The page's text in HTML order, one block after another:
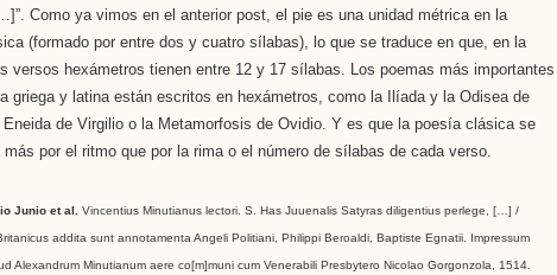
Como ya vimos en el anterior post, el pie es una unidad métrica en la
(formado por entre dos y cuatro sílabas), lo que se traduce en que, en la
versos hexámetros tienen entre 12 y 17 sílabas. Los poemas más importantes
griega y latina están escritos en hexámetros, como la Ilíada y la Odisea de
Eneida de Virgilio o la Metamorfosis de Ovidio. Y es que la poesía clásica se
más por el ritmo que por la rima o el número de sílabas de cada verso.
Junio et al. Vincentius Minutianus lectori. S. Has Juuenalis Satyras diligentius perlege, […] /
addita sunt annotamenta Angeli Politiani, Philippi Beroaldi, Baptiste Egnatii. Impressum
Alexandrum Minutianum aere co[m]muni cum Venerabili Presbytero Nicolao Gorgonzola, 1514.